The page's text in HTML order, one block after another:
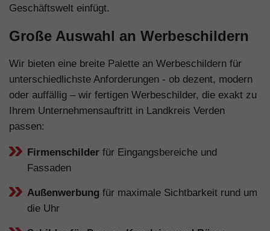
Geschäftswelt einfügt.
Große Auswahl an Werbeschildern
Wir bieten eine breite Palette an Werbeschildern für
unterschiedlichste Anforderungen - ob dezent, modern
oder auffällig – wir fertigen Werbeschilder, die exakt zu
Ihrem Unternehmensauftritt in Landkreis Verden
passen:
Firmenschilder für Eingangsbereiche und
Fassaden
Außenwerbung für maximale Sichtbarkeit rund um
die Uhr